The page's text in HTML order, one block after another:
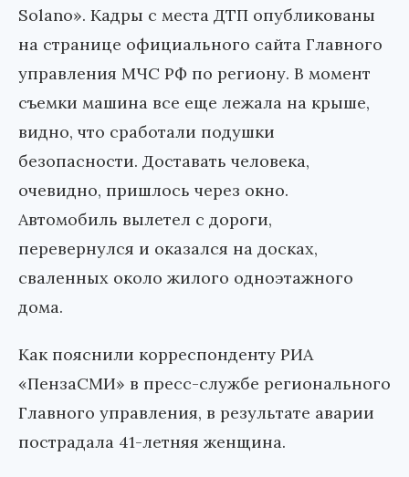
Solano». Кадры с места ДТП опубликованы
на странице официального сайта Главного
управления МЧС РФ по региону. В момент
съемки машина все еще лежала на крыше,
видно, что сработали подушки
безопасности. Доставать человека,
очевидно, пришлось через окно.
Автомобиль вылетел с дороги,
перевернулся и оказался на досках,
сваленных около жилого одноэтажного
дома.
Как пояснили корреспонденту РИА
«ПензаСМИ» в пресс-службе регионального
Главного управления, в результате аварии
пострадала 41-летняя женщина.